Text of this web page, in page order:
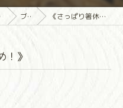
ブログ 《さっぱり箸休めにおすすめ！》
！》